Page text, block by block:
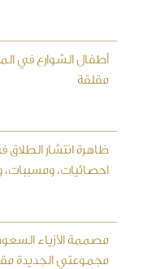
أطفال الشوارع في
مقلقة
ظاهرة انتشار الطلاق
احصائيات، ومسببات،
مصممة الأزياء
مجموعتي الجديدة